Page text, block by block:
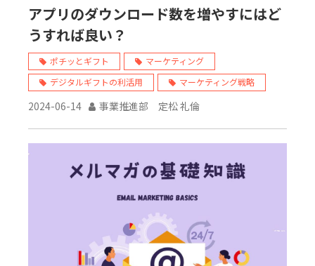
アプリのダウンロード数を増やすにはど
うすれば良い？
ポチッとギフト
マーケティング
デジタルギフトの利活用
マーケティング戦略
2024-06-14 事業推進部 定松 礼倫